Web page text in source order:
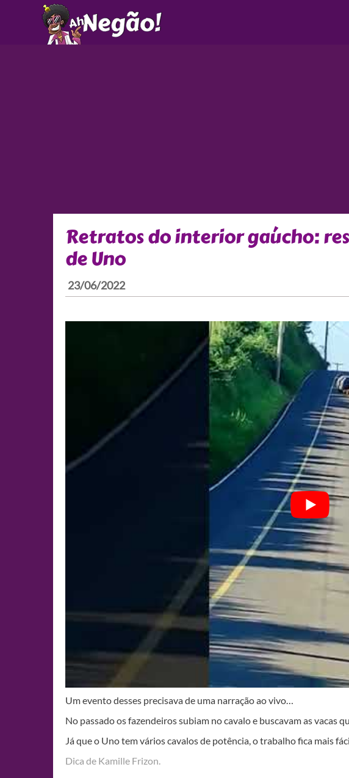
Retratos do interior gaúcho:
de Uno
23/06/2022
Um evento desses precisava de uma narração ao vivo…
No passado os fazendeiros subiam no cavalo e buscavam as vacas
Já que o Uno tem vários cavalos de potência, o trabalho fica mais
Dica de Kamille Frizon.